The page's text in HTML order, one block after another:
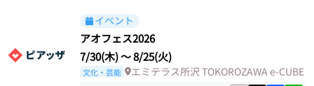
イベント
アオフェス2026
7/30(木)〜8/25(火)
文化・芸能 エミテラス所沢 TOKOROZAWA e-CUBE